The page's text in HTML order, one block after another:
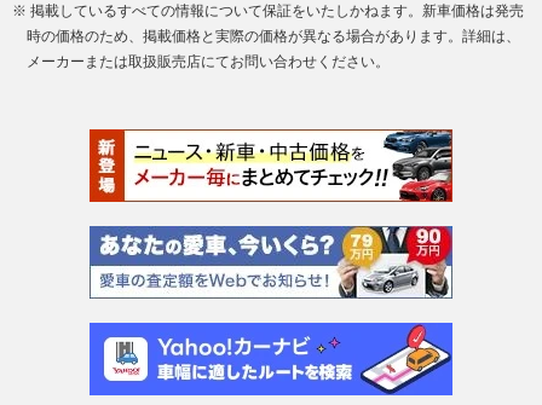
※ 掲載しているすべての情報について保証をいたしかねます。新車価格は発売
時の価格のため、掲載価格と実際の価格が異なる場合があります。詳細は、
メーカーまたは取扱販売店にてお問い合わせください。